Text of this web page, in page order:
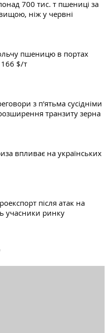
700 тис. т пшениці за
ніж у червні
пшеницю в портах
$/т
з п'ятьма сусідніми
транзиту зерна
впливає на українських
після атак на
учасники ринку